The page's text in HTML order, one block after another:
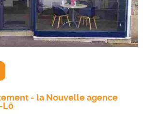
- la Nouvelle agence
Lô